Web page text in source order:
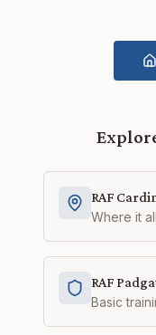
RAF
Where it
RAF
Basic